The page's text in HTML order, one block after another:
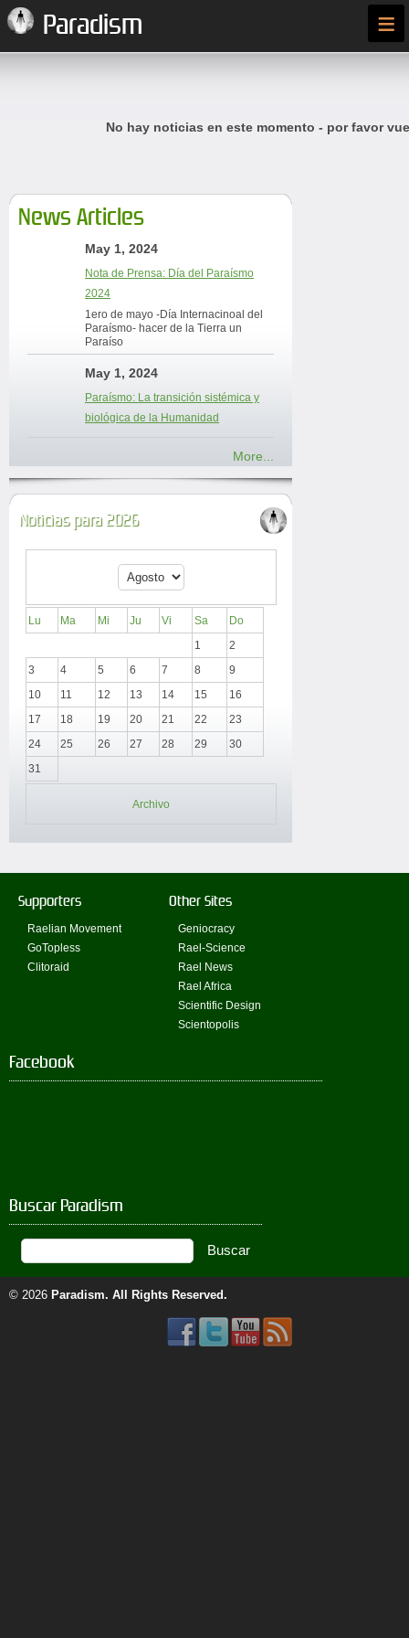
Paradism ≡
No hay noticias en este momento - por favor
News Articles
May 1, 2024
Nota de Prensa: Día del Paraísmo
2024
1ero de mayo -Día Internacinoal del
Paraísmo- hacer de la Tierra un
Paraíso
May 1, 2024
Paraísmo: La transición sistémica y
biológica de la Humanidad
More...
Noticias para 2026
Lu Ma Mi Ju Vi Sa
Do
1
2
3
4 5 6 7 8
9
10
11 12 13 14 15
16
17
18 19 20 21 22
23
24
25 26 27 28 29
30
31
Archivo
Supporters
Raelian Movement
GoTopless
Clitoraid
Other Sites
Geniocracy
Rael-Science
Rael News
Rael Africa
Scientific Design
Scientopolis
Facebook
Buscar Paradism
© 2026 Paradism. All Rights Reserved.